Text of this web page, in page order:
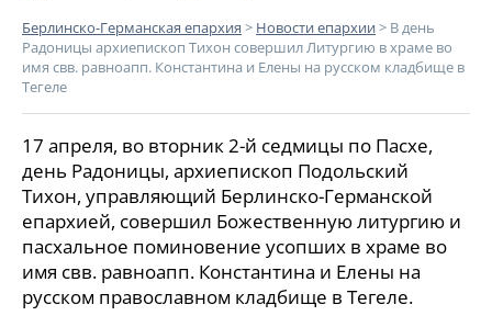
Берлинско-Германская епархия > Новости епархии> В день
Радоницы архиепископ Тихон совершил Литургию в храме во
имя свв. равноапп. Константина и Елены на русском кладбище в
Тегеле
17 апреля, во вторник 2-й седмицы по Пасхе,
день Радоницы, архиепископ Подольский
Тихон, управляющий Берлинско-Германской
епархией, совершил Божественную литургию и
пасхальное поминовение усопших в храме во
имя свв. равноапп. Константина и Елены на
русском православном кладбище в Тегеле.